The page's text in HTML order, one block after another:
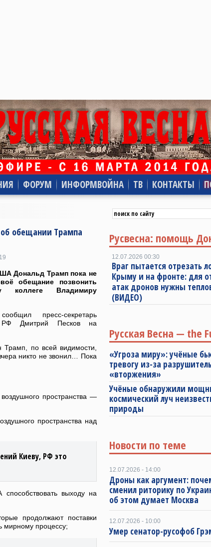
ФОРУМ ИНФОРМВОЙНА ТВ КОНТАКТЫ
обещании Трампа
Дональд Трамп пока не
обещание позвонить
коллеге Владимиру
пресс-секретарь
РФ Дмитрий Песков на
Трамп, по всей видимости,
никто не звонил… Пока
пространства —
пространства над
Киеву, РФ это
выходу на
продолжают поставки
мирному процессу;
Русвесна: помощь
12.07.2026 00:30
Враг пытается отрезать
Крыму и на фронте: для
атак дронов нужны
(ВИДЕО)
Русская Весна — the
«Угроза миру»: учёные
тревогу из-за
«вторжения»
Учёные обнаружили
космический луч
природы
Новости по теме
12.07.2026 - 14:00
Дроны как аргумент:
сменил риторику по
об этом думает Москва
12.07.2026 - 10:00
Умер сенатор-русофоб